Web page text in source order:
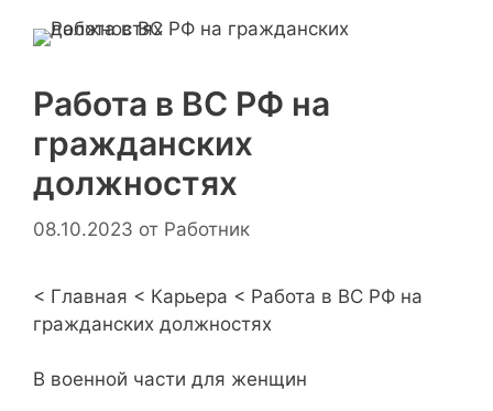
Работа в ВС РФ на
гражданских
должностях
08.10.2023 от Работник
< Главная < Карьера < Работа в ВС РФ на
гражданских должностях
В военной части для женщин